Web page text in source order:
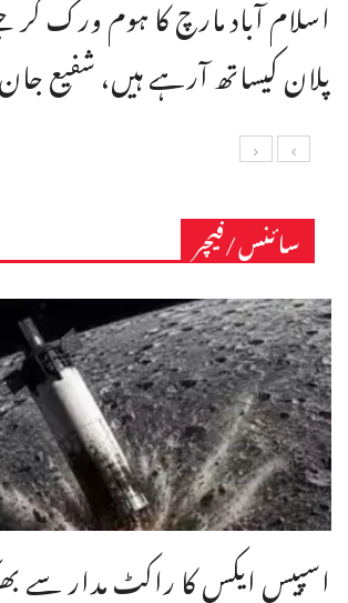
پلان کیساتھ آرہے ہیں، شفیع جان
سائنس/فیچر
اسپیس ایکس کا راکٹ مدار سے